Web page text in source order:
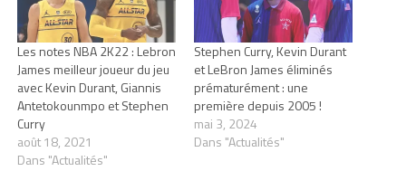
Les notes NBA 2K22 : Lebron
James meilleur joueur du jeu
avec Kevin Durant, Giannis
Antetokounmpo et Stephen
Curry
août 18, 2021
Dans "Actualités"
Stephen Curry, Kevin Durant
et LeBron James éliminés
prématurément : une
première depuis 2005 !
mai 3, 2024
Dans "Actualités"